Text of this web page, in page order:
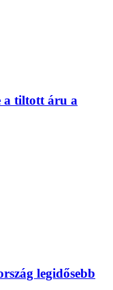
a tiltott áru a
legidősebb